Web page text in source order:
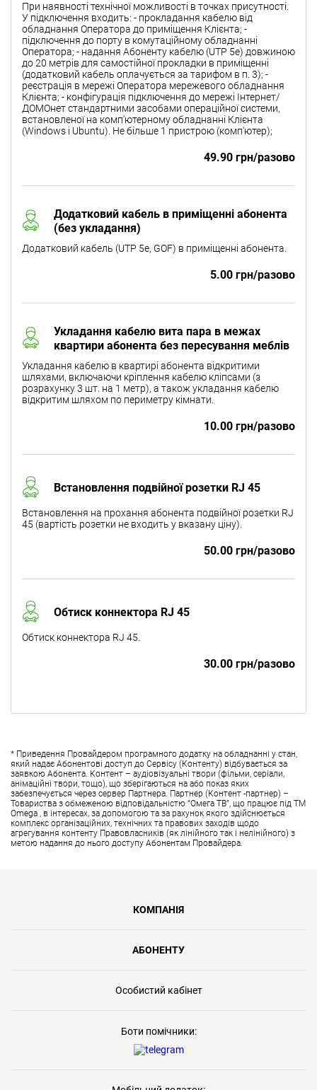
При наявності технічної можливості в точках присутності.
У підключення входить: - прокладання кабелю від
обладнання Оператора до приміщення Клієнта; -
підключення до порту в комутаційному обладнанні
Оператора; - надання Абоненту кабелю (UTP 5e) довжиною
до 20 метрів для самостійної прокладки в приміщенні
(додатковий кабель оплачується за тарифом в п. 3); -
реєстрація в мережі Оператора мережевого обладнання
Клієнта; - конфігурація підключення до мережі Інтернет/
ДОМОнет стандартними засобами операційної системи,
встановленої на комп'ютерному обладнанні Клієнта
(Windows і Ubuntu). Не більше 1 пристрою (комп'ютер);
49.90 грн/разово
Додатковий кабель в приміщенні абонента
(без укладання)
Додатковий кабель (UTP 5e, GOF) в приміщенні абонента.
5.00 грн/разово
Укладання кабелю вита пара в межах
квартири абонента без пересування меблів
Укладання кабелю в квартирі абонента відкритими
шляхами, включаючи кріплення кабелю кліпсами (з
розрахунку 3 шт. на 1 метр), а також укладання кабелю
відкритим шляхом по периметру кімнати.
10.00 грн/разово
Встановлення подвійної розетки RJ 45
Встановлення на прохання абонента подвійної розетки RJ
45 (вартість розетки не входить у вказану ціну).
50.00 грн/разово
Обтиск коннектора RJ 45
Обтиск коннектора RJ 45.
30.00 грн/разово
* Приведення Провайдером програмного додатку на обладнанні у стан,
який надає Абонентові доступ до Сервісу (Контенту) відбувається за
заявкою Абонента. Контент – аудіовізуальні твори (фільми, серіали,
анімаційні твори, тощо), що зберігаються на або показ яких
забезпечується через сервер Партнера. Партнер (Контент -партнер) –
Товариства з обмеженою відповідальністю “Омега ТВ”, що працює під ТМ
Omega , в інтересах, за допомогою та за рахунок якого здійснюється
комплекс організаційних, технічних та правових заходів щодо
агрегування контенту Правовласників (як лінійного так і нелінійного) з
метою надання до нього доступу Абонентам Провайдера.
КОМПАНІЯ
АБОНЕНТУ
Особистий кабінет
Боти помічники: